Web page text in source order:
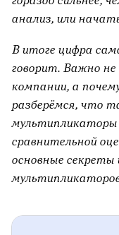
анализ, или
В итоге цифра
говорит. Важно
компании, а
разберёмся, что
мультипликаторы
сравнительной
основные секреты